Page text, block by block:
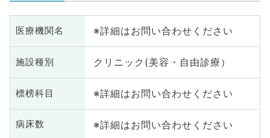
医療機関名 ※詳細はお問い合わせください
施設種別 クリニック(美容・自由診療）
標榜科目 ※詳細はお問い合わせください
病床数 ※詳細はお問い合わせください